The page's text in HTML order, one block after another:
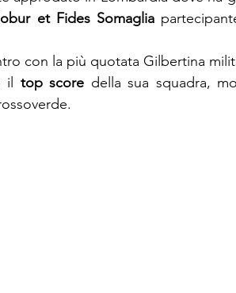
et Fides Somaglia
con la più quotata Gilbertina
il top score della sua squadra,